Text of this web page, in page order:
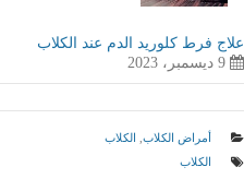
علاج فرط كلوريد الدم عند الكلاب
9 ديسمبر، 2023
أمراض الكلاب الكلاب
الكلاب